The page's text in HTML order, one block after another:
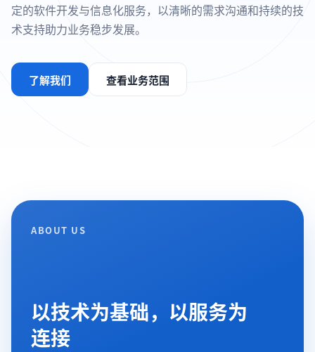
定的软件开发与信息化服务，以清晰的需求沟通和持续的技
术支持助力业务稳步发展。
了解我们 查看业务范围
ABOUT US
以技术为基础，以服务为
连接